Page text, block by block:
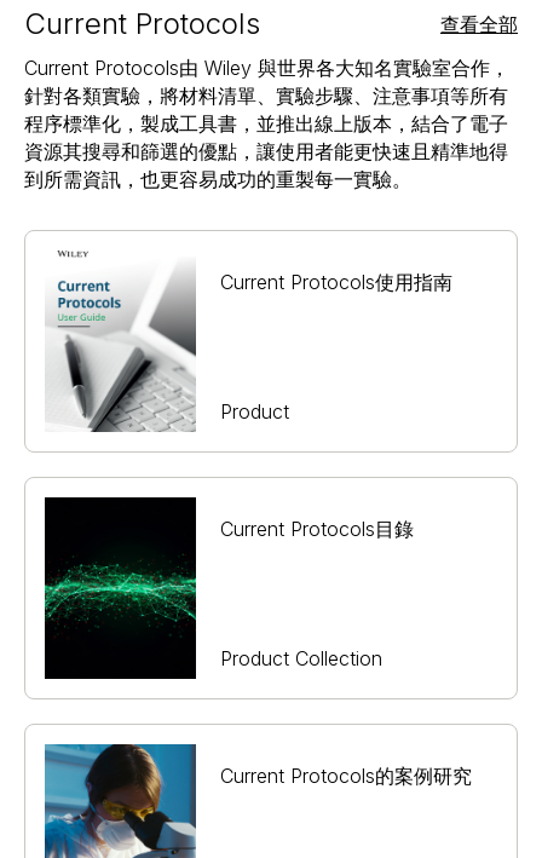
Current Protocols
查看全部
Current Protocols由 Wiley 與世界各大知名實驗室合作，
針對各類實驗，將材料清單、實驗步驟、注意事項等所有
程序標準化，製成工具書，並推出線上版本，結合了電子
資源其搜尋和篩選的優點，讓使用者能更快速且精準地得
到所需資訊，也更容易成功的重製每一實驗。
Current Protocols使用指南
Product
Current Protocols目錄
Product Collection
Current Protocols的案例研究